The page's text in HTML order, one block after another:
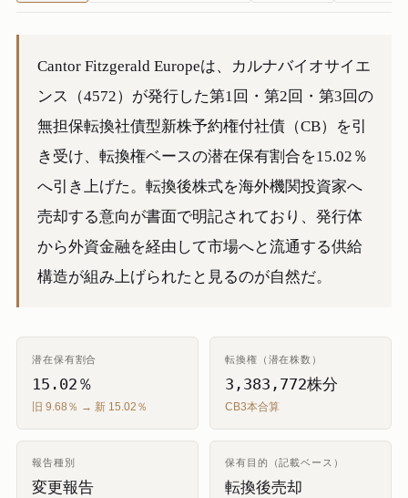
Cantor Fitzgerald Europeは、カルナバイオサイエ
ンス（4572）が発行した第1回・第2回・第3回の
無担保転換社債型新株予約権付社債（CB）を引
き受け、転換権ベースの潜在保有割合を15.02％
へ引き上げた。転換後株式を海外機関投資家へ
売却する意向が書面で明記されており、発行体
から外資金融を経由して市場へと流通する供給
構造が組み上げられたと見るのが自然だ。
潜在保有割合
15.02％
旧 9.68％ → 新 15.02％
転換権（潜在株数）
3,383,772株分
CB3本合算
報告種別
変更報告
保有目的（記載ベース）
転換後売却